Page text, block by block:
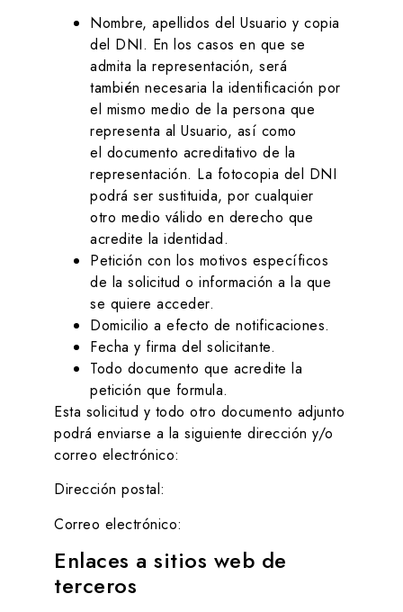
Nombre, apellidos del Usuario y copia
del DNI. En los casos en que se
admita la representación, será
también necesaria la identificación por
el mismo medio de la persona que
representa al Usuario, así como
el documento acreditativo de la
representación. La fotocopia del DNI
podrá ser sustituida, por cualquier
otro medio válido en derecho que
acredite la identidad.
Petición con los motivos específicos
de la solicitud o información a la que
se quiere acceder.
Domicilio a efecto de notificaciones.
Fecha y firma del solicitante.
Todo documento que acredite la
petición que formula.
Esta solicitud y todo otro documento adjunto
podrá enviarse a la siguiente dirección y/o
correo electrónico:
Dirección postal:
Correo electrónico:
Enlaces a sitios web de
terceros